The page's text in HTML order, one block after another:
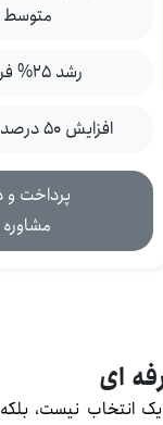
متوسط
رشد ۲۵% فروش
افزایش ۵۰ درصدی بازدید
پرداخت و
مشاوره
ای
انتخاب نیست، بلکه